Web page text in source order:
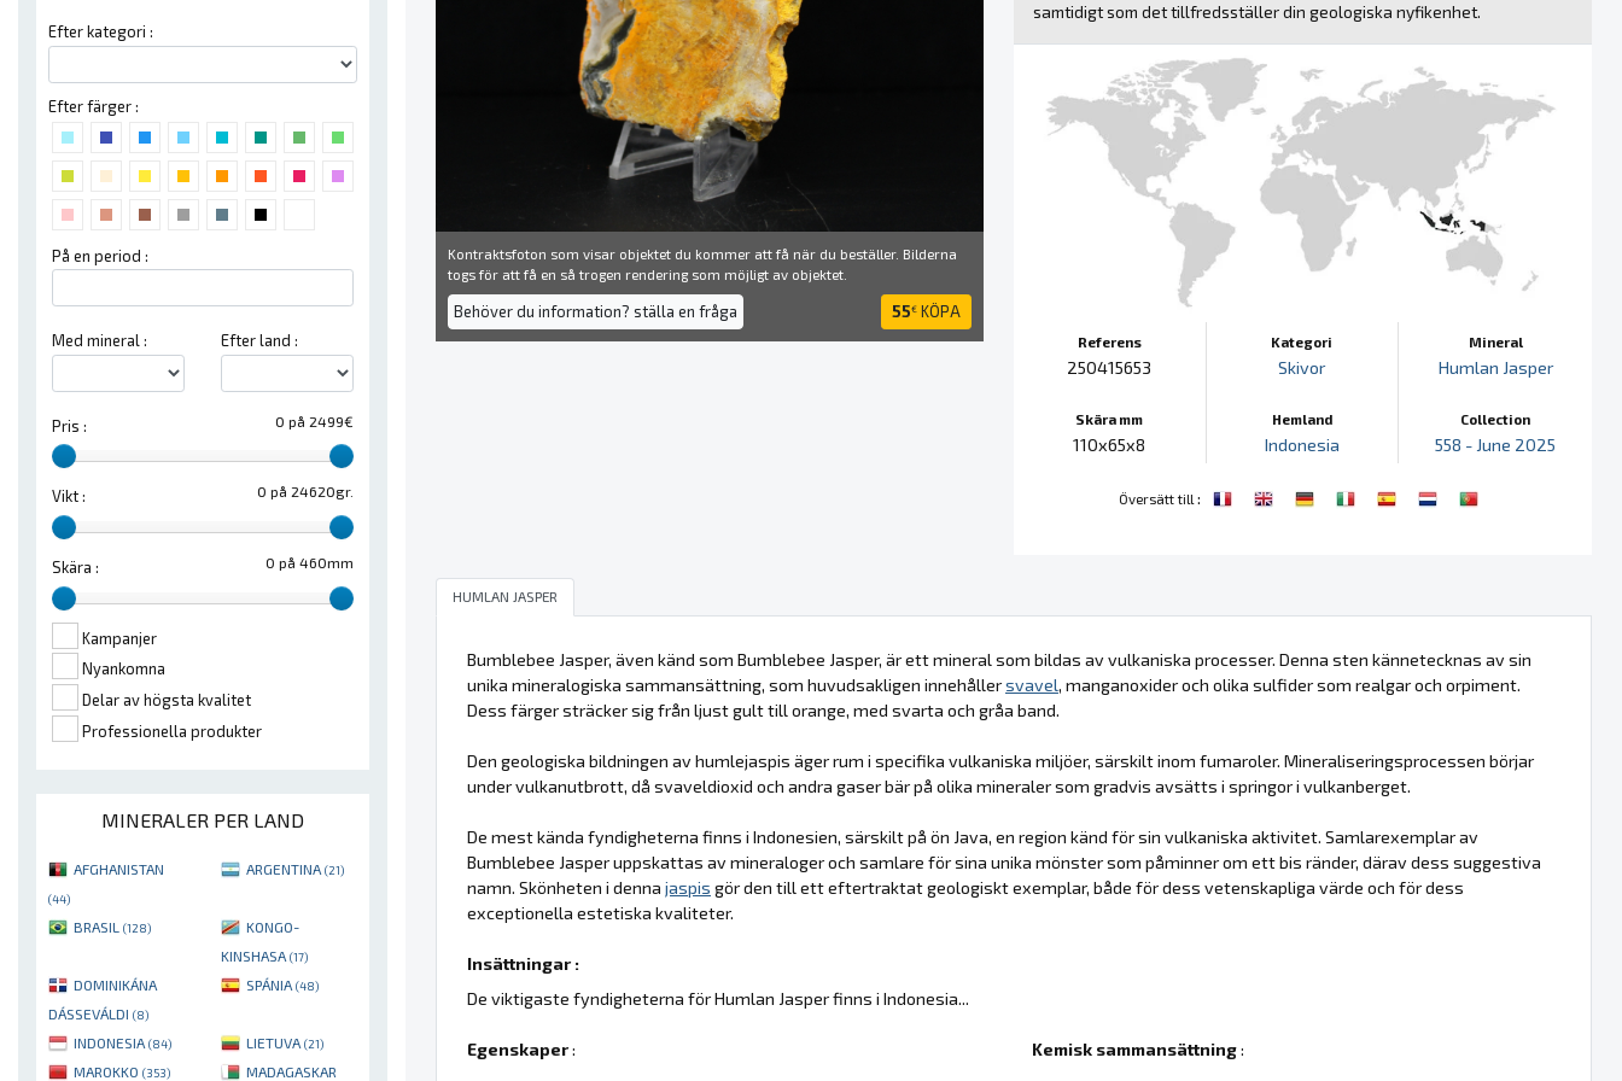
Efter kategori :
Efter färger :
På en period :
Med mineral : Efter land :
0 på 2499€
Pris :
0 på 24620gr.
Vikt :
0 på 460mm
Skära :
Kampanjer
Nyankomna
Delar av högsta kvalitet
Professionella produkter
MINERALER PER LAND
AFGHANISTAN
(44)
ARGENTINA (21)
BRASIL (128)
KONGO-
KINSHASA (17)
DOMINIKÁNA
DÁSSEVÁLDI (8)
SPÁNIA (48)
INDONESIA (84) LIETUVA (21)
MAROKKO (353) MADAGASKAR
Kontraktsfoton som visar objektet du kommer att få när du beställer. Bilderna
togs för att få en så trogen rendering som möjligt av objektet.
Behöver du information? ställa en fråga 55€ KÖPA
samtidigt som det tillfredsställer din geologiska nyfikenhet.
Referens
250415653
Skära mm
110x65x8
Kategori
Skivor
Hemland
Indonesia
Mineral
Humlan Jasper
Collection
558 - June 2025
Översätt till :
HUMLAN JASPER
Bumblebee Jasper, även känd som Bumblebee Jasper, är ett mineral som bildas av vulkaniska processer. Denna sten kännetecknas av sin
unika mineralogiska sammansättning, som huvudsakligen innehållersvavel, manganoxider och olika sulfider som realgar och orpiment.
Dess färger sträcker sig från ljust gult till orange, med svarta och gråa band.
Den geologiska bildningen av humlejaspis äger rum i specifika vulkaniska miljöer, särskilt inom fumaroler. Mineraliseringsprocessen börjar
under vulkanutbrott, då svaveldioxid och andra gaser bär på olika mineraler som gradvis avsätts i springor i vulkanberget.
De mest kända fyndigheterna finns i Indonesien, särskilt på ön Java, en region känd för sin vulkaniska aktivitet. Samlarexemplar av
Bumblebee Jasper uppskattas av mineraloger och samlare för sina unika mönster som påminner om ett bis ränder, därav dess suggestiva
namn. Skönheten i denna jaspis gör den till ett eftertraktat geologiskt exemplar, både för dess vetenskapliga värde och för dess
exceptionella estetiska kvaliteter.
Insättningar :
De viktigaste fyndigheterna för Humlan Jasper finns i Indonesia...
Egenskaper: Kemisk sammansättning: